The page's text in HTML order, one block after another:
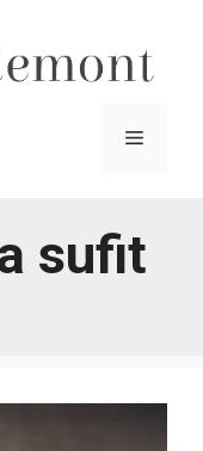
Menu
sufit